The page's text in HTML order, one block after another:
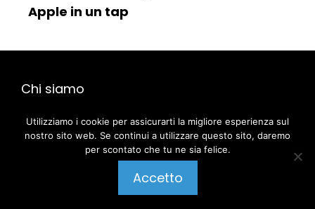
Apple in un tap
Chi siamo
Mappa del sito
@ 2026 | Tutti i diritti riservati |
Pubblica un commento
Utilizziamo i cookie per assicurarti la migliore esperienza sul
nostro sito web. Se continui a utilizzare questo sito, daremo
per scontato che tu ne sia felice.
Accetto